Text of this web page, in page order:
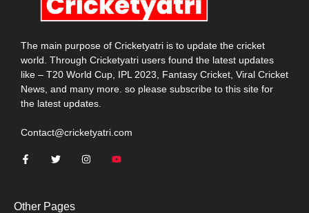
The main purpose of Cricketyatri is to update the cricket
world. Through Cricketyatri users found the latest updates
like – T20 World Cup, IPL 2023, Fantasy Cricket, Viral Cricket
News, and many more. so please subscribe to this site for
the latest updates.
Contact@cricketyatri.com
Other Pages